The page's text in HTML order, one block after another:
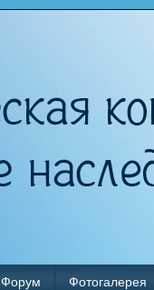
Форум Фотогалерея